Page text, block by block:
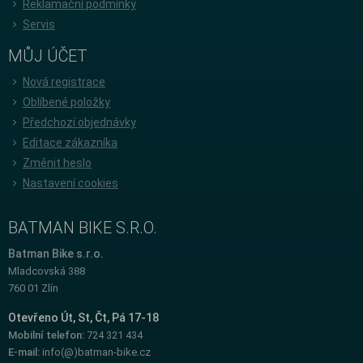
Reklamační podmínky
Servis
MŮJ ÚČET
Nová registrace
Oblíbené položky
Předchozí objednávky
Editace zákazníka
Změnit heslo
Nastavení cookies
BATMAN BIKE S.R.O.
Batman Bike s.r.o.
Mladcovská 388
760 01 Zlín
Otevřeno Út, St, Čt, Pá 17-18
Mobilní telefon: 724 321 434
E-mail: info(@)batman-bike.cz